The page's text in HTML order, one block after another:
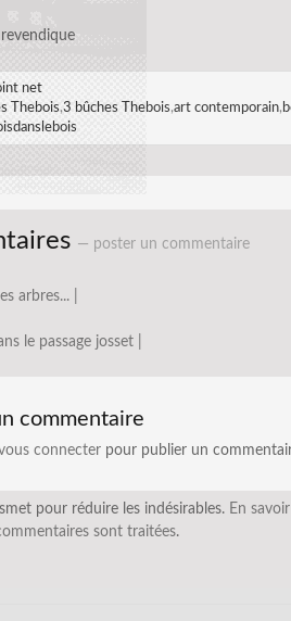
revendique
net
Thebois,3 bûches Thebois,art contemporain,
— poster un commentaire
arbres... |
le passage josset |
commentaire
connecter pour publier un
pour réduire les indésirables. En
sont traitées.